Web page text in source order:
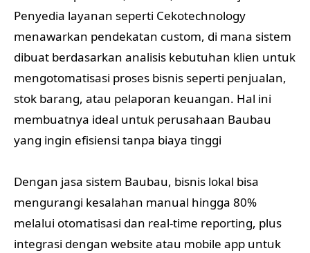
Penyedia layanan seperti Cekotechnology
menawarkan pendekatan custom, di mana sistem
dibuat berdasarkan analisis kebutuhan klien untuk
mengotomatisasi proses bisnis seperti penjualan,
stok barang, atau pelaporan keuangan. Hal ini
membuatnya ideal untuk perusahaan Baubau
yang ingin efisiensi tanpa biaya tinggi
Dengan jasa sistem Baubau, bisnis lokal bisa
mengurangi kesalahan manual hingga 80%
melalui otomatisasi dan real-time reporting, plus
integrasi dengan website atau mobile app untuk